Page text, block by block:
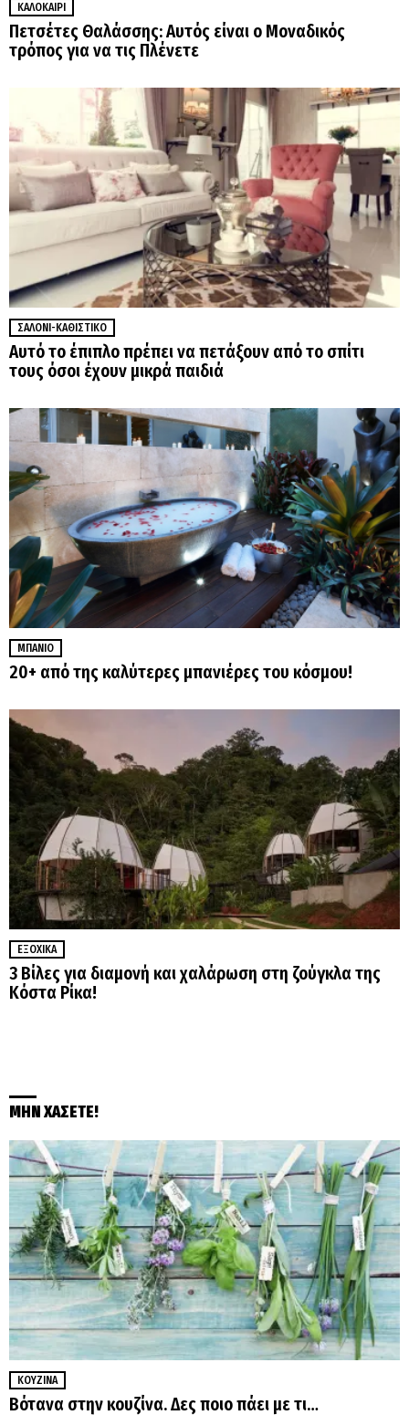
ΚΑΛΟΚΑΊΡΙ
Πετσέτες Θαλάσσης: Αυτός είναι ο Μοναδικός
τρόπος για να τις Πλένετε
ΣΑΛΌΝΙ-ΚΑΘΙΣΤΙΚΌ
Αυτό το έπιπλο πρέπει να πετάξουν από το σπίτι
τους όσοι έχουν μικρά παιδιά
ΜΠΆΝΙΟ
20+ από της καλύτερες μπανιέρες του κόσμου!
ΕΞΟΧΙΚΆ
3 Βίλες για διαμονή και χαλάρωση στη ζούγκλα της
Κόστα Ρίκα!
ΜΗΝ ΧΑΣΕΤΕ!
ΚΟΥΖΊΝΑ
Βότανα στην κουζίνα. Δες ποιο πάει με τι…